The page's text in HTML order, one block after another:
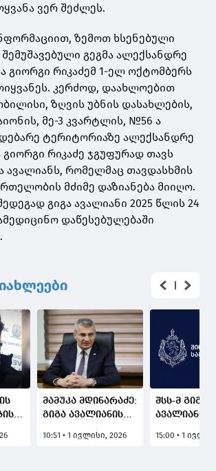
ვერ შეძლეს.
ზემოთ ხსენებული
გეგმა ალექსანდრე
გიორგი რიკაძემ 1-ელ ოქტომბერს
კერძოდ, დაახლოებით
ზღვის უბნის დასახლების,
მე-3 კვარტლის, №56 ა
ტერიტორიაზე ალექსანდრე
გიორგი რიკაძე ჯგუფურად თავს
ავალიანს, რომელმაც თავდასხმის
მძიმე დაზიანება მიიღო.
გიგა ავალიანი 2025 წლის 24
დაწესებულებაში
მამუკა მდინარაძე:
გიგა ავალიანის
მიმდინარეობს
10:51 • 1 ივლისი, 2026
შსს-მ გიგა
ავალიანის
საქმეზე შს
15:00 • 1